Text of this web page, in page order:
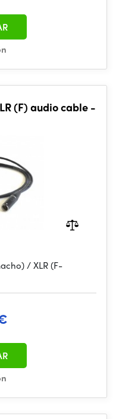
(F) audio cable -
/ XLR (F-